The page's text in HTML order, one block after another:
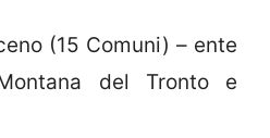
(15 Comuni) – ente
del Tronto e